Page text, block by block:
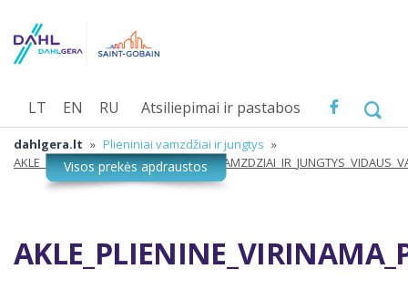
Atsiliepimai ir pastabos
LT EN RU
dahlgera.lt » Plieniniai vamzdžiai ir jungtys »